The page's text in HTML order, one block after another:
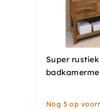
Super
Nog 5 op